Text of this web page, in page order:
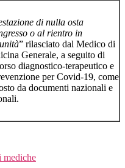
di nulla osta
o al rientro in
” rilasciato dal Medico di
Generale, a seguito di
diagnostico-terapeutico e
per Covid-19, come
da documenti nazionali e
mediche